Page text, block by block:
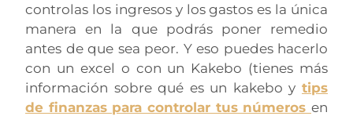
controlas los ingresos y los gastos es la única
manera en la que podrás poner remedio
antes de que sea peor. Y eso puedes hacerlo
con un excel o con un Kakebo (tienes más
información sobre qué es un kakebo y tips
de finanzas para controlar tus números en